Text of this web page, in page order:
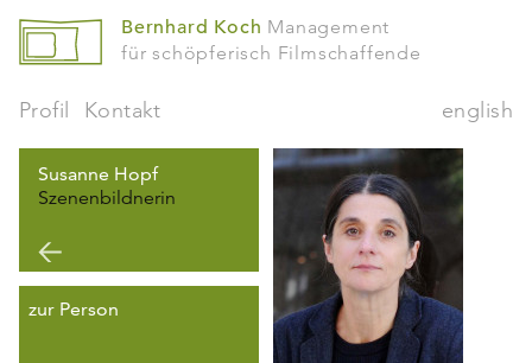
Bernhard Koch Management
für schöpferisch Filmschaffende
Profil Kontakt english
Susanne Hopf
Szenenbildnerin
zur Person